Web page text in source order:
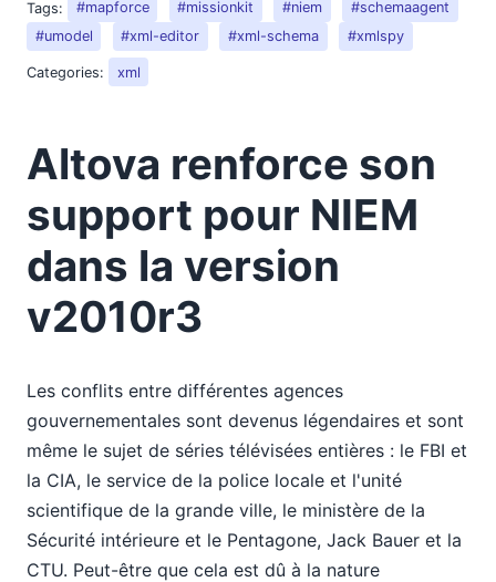
Tags: #mapforce #missionkit #niem
#schemaagent
#umodel
#xml-editor #xml-schema #xmlspy
Categories: xml
Altova renforce son
support pour NIEM
dans la version
v2010r3
Les conflits entre différentes agences
gouvernementales sont devenus légendaires et sont
même le sujet de séries télévisées entières : le FBI et
la CIA, le service de la police locale et l'unité
scientifique de la grande ville, le ministère de la
Sécurité intérieure et le Pentagone, Jack Bauer et la
CTU. Peut-être que cela est dû à la nature